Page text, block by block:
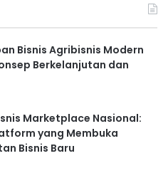
Bisnis Agribisnis Modern
Berkelanjutan dan
Marketplace Nasional:
yang Membuka
Bisnis Baru